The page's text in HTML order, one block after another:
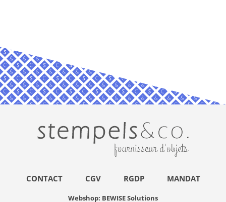
CONTACT CGV RGDP MANDAT
Webshop: BEWISE Solutions